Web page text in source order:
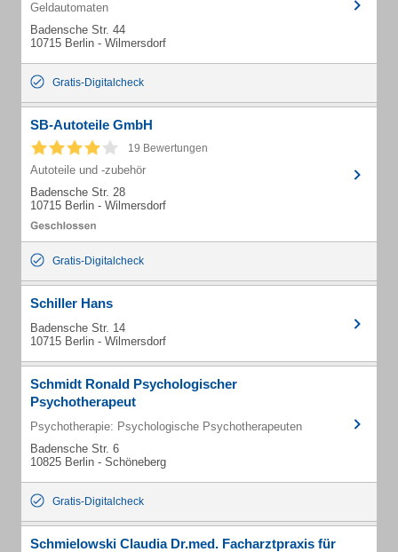
Geldautomaten
Badensche Str. 44
10715 Berlin - Wilmersdorf
Gratis-Digitalcheck
SB-Autoteile GmbH
19 Bewertungen
Autoteile und -zubehör
Badensche Str. 28
10715 Berlin - Wilmersdorf
Gratis-Digitalcheck
Schiller Hans
Badensche Str. 14
10715 Berlin - Wilmersdorf
Schmidt Ronald Psychologischer
Psychotherapeut
Psychotherapie: Psychologische Psychotherapeuten
Badensche Str. 6
10825 Berlin - Schöneberg
Gratis-Digitalcheck
Schmielowski Claudia Dr.med. Facharztpraxis für